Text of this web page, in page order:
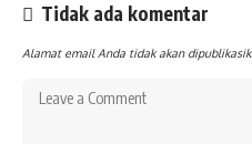
Tidak ada komentar
Alamat email Anda tidak akan